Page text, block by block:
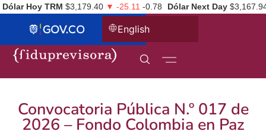
Dólar Hoy TRM $3,179.40 ▼ -25.11 -0.78 Dólar Next Day
English
Convocatoria Pública N.º 017 de
2026 – Fondo Colombia en Paz